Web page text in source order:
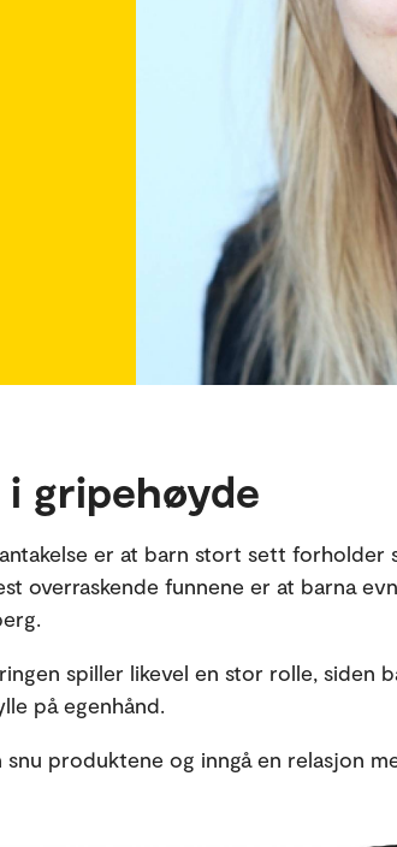
i gripehøyde
er at barn stort sett forholder
overraskende funnene er at barna
spiller likevel en stor rolle, siden
på egenhånd.
snu produktene og inngå en relasjon